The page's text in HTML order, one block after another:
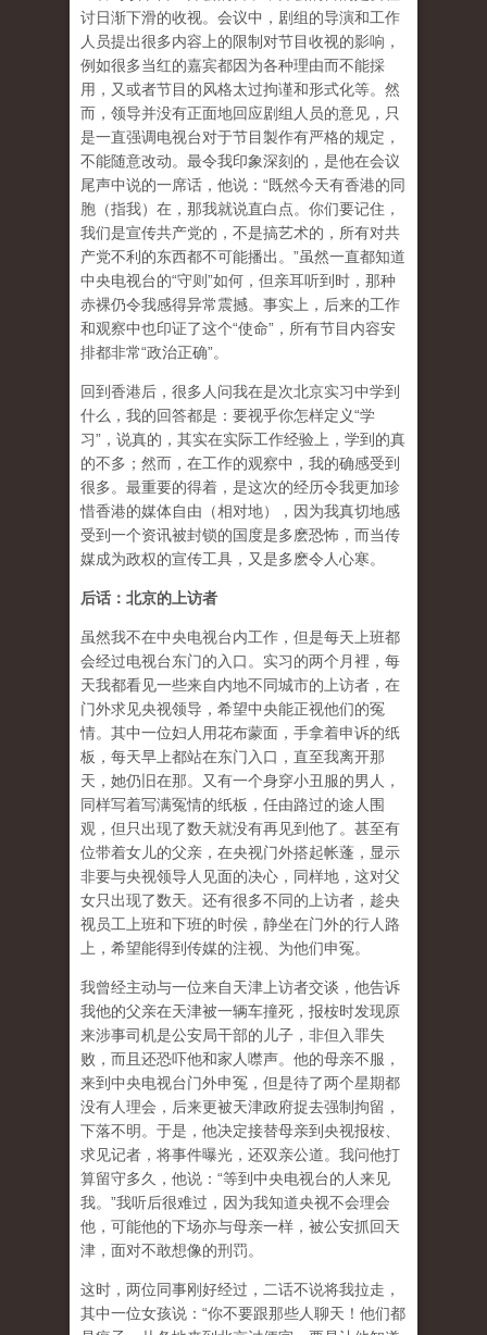
讨日渐下滑的收视。会议中，剧组的导演和工作
人员提出很多内容上的限制对节目收视的影响，
例如很多当红的嘉宾都因为各种理由而不能採
用，又或者节目的风格太过拘谨和形式化等。然
而，领导并没有正面地回应剧组人员的意见，只
是一直强调电视台对于节目製作有严格的规定，
不能随意改动。最令我印象深刻的，是他在会议
尾声中说的一席话，他说：“既然今天有香港的同
胞（指我）在，那我就说直白点。你们要记住，
我们是宣传共产党的，不是搞艺术的，所有对共
产党不利的东西都不可能播出。”虽然一直都知道
中央电视台的“守则”如何，但亲耳听到时，那种
赤裸仍令我感得异常震撼。事实上，后来的工作
和观察中也印证了这个“使命”，所有节目内容安
排都非常“政治正确”。
回到香港后，很多人问我在是次北京实习中学到
什么，我的回答都是：要视乎你怎样定义“学
习”，说真的，其实在实际工作经验上，学到的真
的不多；然而，在工作的观察中，我的确感受到
很多。最重要的得着，是这次的经历令我更加珍
惜香港的媒体自由（相对地），因为我真切地感
受到一个资讯被封锁的国度是多麽恐怖，而当传
媒成为政权的宣传工具，又是多麽令人心寒。
后话：北京的上访者
虽然我不在中央电视台内工作，但是每天上班都
会经过电视台东门的入口。实习的两个月裡，每
天我都看见一些来自内地不同城市的上访者，在
门外求见央视领导，希望中央能正视他们的冤
情。其中一位妇人用花布蒙面，手拿着申诉的纸
板，每天早上都站在东门入口，直至我离开那
天，她仍旧在那。又有一个身穿小丑服的男人，
同样写着写满冤情的纸板，任由路过的途人围
观，但只出现了数天就没有再见到他了。甚至有
位带着女儿的父亲，在央视门外搭起帐蓬，显示
非要与央视领导人见面的决心，同样地，这对父
女只出现了数天。还有很多不同的上访者，趁央
视员工上班和下班的时侯，静坐在门外的行人路
上，希望能得到传媒的注视、为他们申冤。
我曾经主动与一位来自天津上访者交谈，他告诉
我他的父亲在天津被一辆车撞死，报桉时发现原
来涉事司机是公安局干部的儿子，非但入罪失
败，而且还恐吓他和家人噤声。他的母亲不服，
来到中央电视台门外申冤，但是待了两个星期都
没有人理会，后来更被天津政府捉去强制拘留，
下落不明。于是，他决定接替母亲到央视报桉、
求见记者，将事件曝光，还双亲公道。我问他打
算留守多久，他说：“等到中央电视台的人来见
我。”我听后很难过，因为我知道央视不会理会
他，可能他的下场亦与母亲一样，被公安抓回天
津，面对不敢想像的刑罚。
这时，两位同事刚好经过，二话不说将我拉走，
其中一位女孩说：“你不要跟那些人聊天！他们都